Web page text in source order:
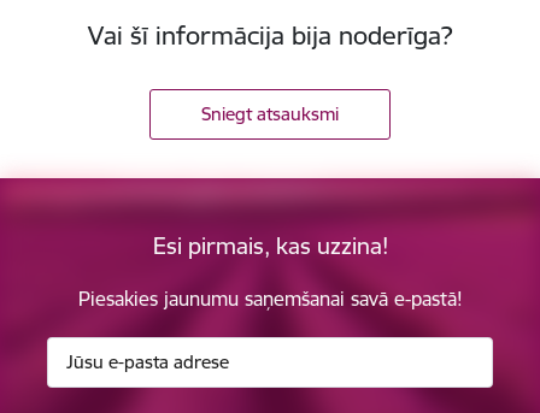
Vai šī informācija bija noderīga?
Sniegt atsauksmi
Esi pirmais, kas uzzina!
Piesakies jaunumu saņemšanai savā e-pastā!